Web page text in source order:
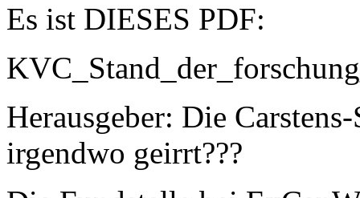
Es ist DIESES PDF:
Herausgeber: Die
irgendwo geirrt???